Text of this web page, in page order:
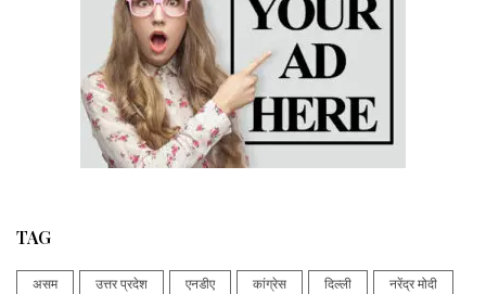
TAG
असम उत्तर प्रदेश एनडीए कांग्रेस दिल्ली नरेंद्र मोदी